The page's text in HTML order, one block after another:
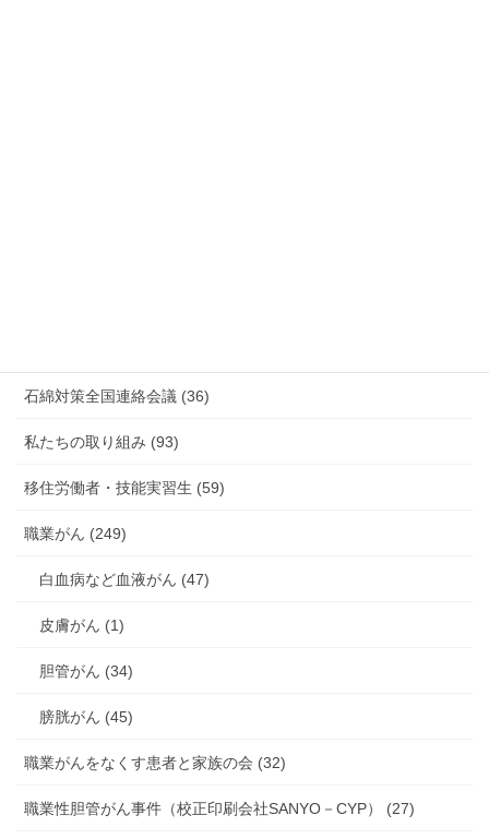
石綿対策全国連絡会議 (36)
私たちの取り組み (93)
移住労働者・技能実習生 (59)
職業がん (249)
白血病など血液がん (47)
皮膚がん (1)
胆管がん (34)
膀胱がん (45)
職業がんをなくす患者と家族の会 (32)
職業性胆管がん事件（校正印刷会社SANYO－CYP） (27)